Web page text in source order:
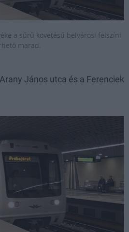
a sűrű követésű belvárosi felszíni
marad.
János utca és a Ferenciek